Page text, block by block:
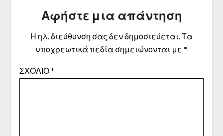
Αφήστε μια απάντηση
Η ηλ. διεύθυνση σας δεν δημοσιεύεται.Τα
υποχρεωτικά πεδία σημειώνονται με *
ΣΧΌΛΙΟ*